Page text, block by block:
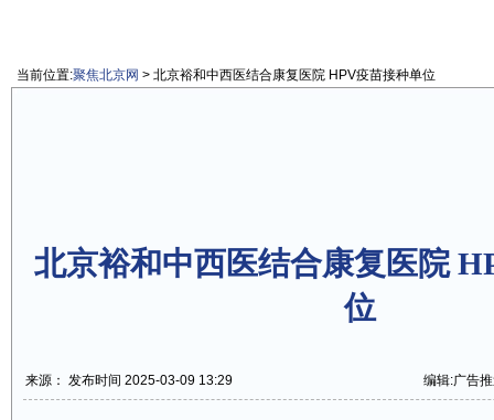
当前位置:聚焦北京网 > 北京裕和中西医结合康复医院 HPV疫苗接种单位
北京裕和中西医结合康复医院
位
来源： 发布时间 2025-03-09 13:29 编辑:广告